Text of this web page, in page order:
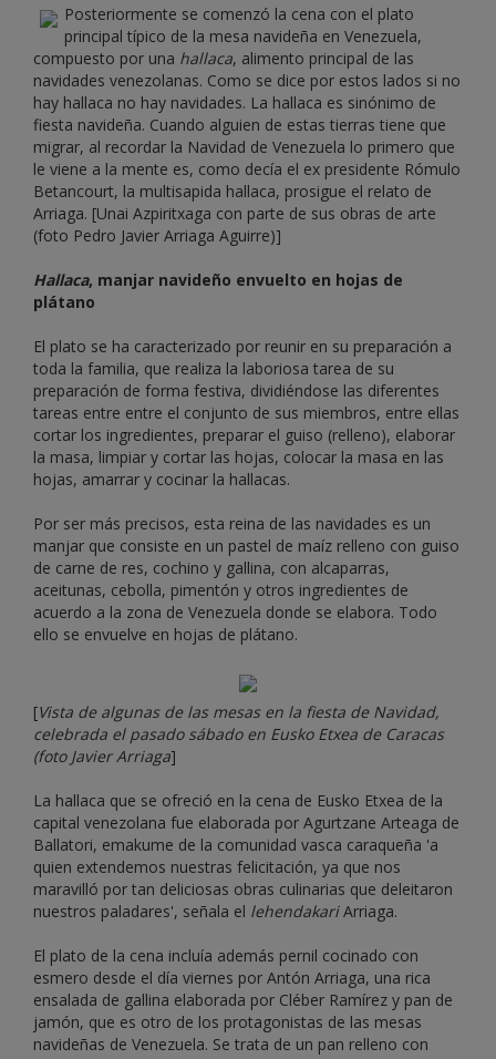
Posteriormente se comenzó la cena con el plato
principal típico de la mesa navideña en Venezuela,
compuesto por una hallaca, alimento principal de las
navidades venezolanas. Como se dice por estos lados si no
hay hallaca no hay navidades. La hallaca es sinónimo de
fiesta navideña. Cuando alguien de estas tierras tiene que
migrar, al recordar la Navidad de Venezuela lo primero que
le viene a la mente es, como decía el ex presidente Rómulo
Betancourt, la multisapida hallaca, prosigue el relato de
Arriaga. [Unai Azpiritxaga con parte de sus obras de arte
(foto Pedro Javier Arriaga Aguirre)]
Hallaca, manjar navideño envuelto en hojas de
plátano
El plato se ha caracterizado por reunir en su preparación a
toda la familia, que realiza la laboriosa tarea de su
preparación de forma festiva, dividiéndose las diferentes
tareas entre entre el conjunto de sus miembros, entre ellas
cortar los ingredientes, preparar el guiso (relleno), elaborar
la masa, limpiar y cortar las hojas, colocar la masa en las
hojas, amarrar y cocinar la hallacas.
Por ser más precisos, esta reina de las navidades es un
manjar que consiste en un pastel de maíz relleno con guiso
de carne de res, cochino y gallina, con alcaparras,
aceitunas, cebolla, pimentón y otros ingredientes de
acuerdo a la zona de Venezuela donde se elabora. Todo
ello se envuelve en hojas de plátano.
[Vista de algunas de las mesas en la fiesta de Navidad,
celebrada el pasado sábado en Eusko Etxea de Caracas
(foto Javier Arriaga]
La hallaca que se ofreció en la cena de Eusko Etxea de la
capital venezolana fue elaborada por Agurtzane Arteaga de
Ballatori, emakume de la comunidad vasca caraqueña 'a
quien extendemos nuestras felicitación, ya que nos
maravilló por tan deliciosas obras culinarias que deleitaron
nuestros paladares', señala el lehendakariArriaga.
El plato de la cena incluía además pernil cocinado con
esmero desde el día viernes por Antón Arriaga, una rica
ensalada de gallina elaborada por Cléber Ramírez y pan de
jamón, que es otro de los protagonistas de las mesas
navideñas de Venezuela. Se trata de un pan relleno con